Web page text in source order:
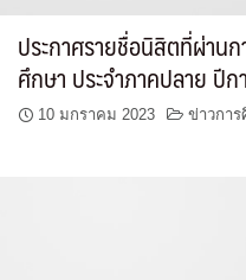
ประกาศรายชื่อนิสิตที่ผ่าน
ศึกษา ประจำภาคปลาย ปี
10 มกราคม 2023 ข่าวการ